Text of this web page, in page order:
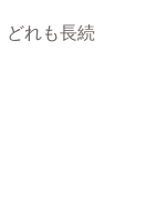
どれも長続